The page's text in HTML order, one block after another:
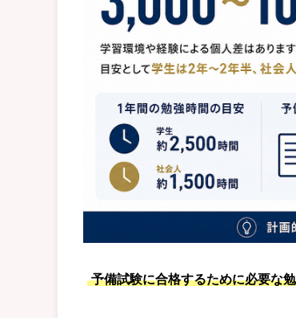
予備試験に合格するために必要な